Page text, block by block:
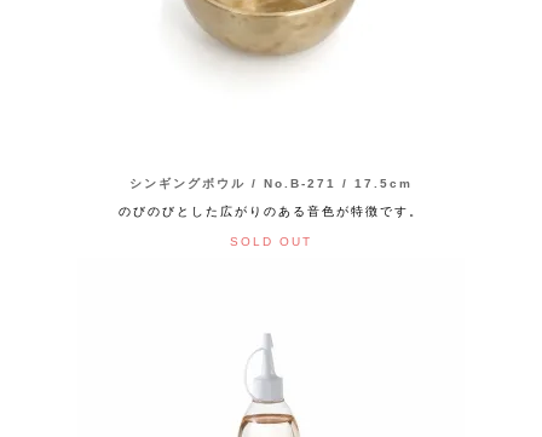
シンギングボウル / No.B-271 / 17.5cm
のびのびとした広がりのある音色が特徴です。
SOLD OUT